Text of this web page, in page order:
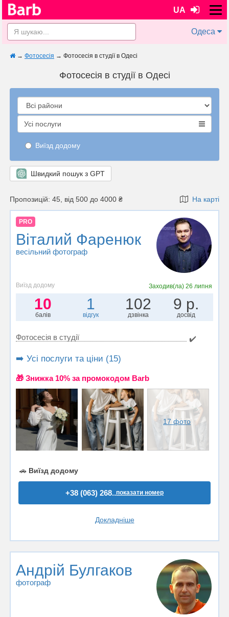
UA
Одеса
→ Фотосесія → Фотосесія в студії в Одесі
Фотосесія в студії в Одесі
Усі послуги
Виїзд додому
Швидкий пошук з GPT
Пропозицій: 45, від 500 до 4000 ₴ На карті
PRO
Віталий Фаренюк
весільний фотограф
Виїзд додому Заходив(ла) 26 липня
10
балів
1
відгук
102
дзвінка
9 р.
досвід
Фотосесія в студії ✔️
➡️ Усі послуги та ціни (15)
🎁 Знижка 10% за промокодом Barb
17 фото
🚗 Виїзд додому
+38 (063) 268..показати номер
Докладніше
Андрій Булгаков
фотограф